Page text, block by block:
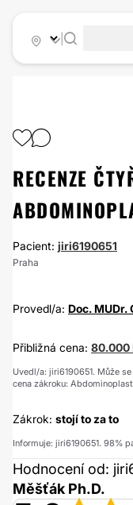
RECENZE
Pacient: jiri6190651
Praha
Provedl/a: Doc. MUDr.
Přibližná cena: 80.000
Uvedl/a: jiri6190651. Může
cena zákroku:
Zákrok: stojí to za to
Informuje: jiri6190651. 98%
Hodnocení od:
Měšťák Ph.D.